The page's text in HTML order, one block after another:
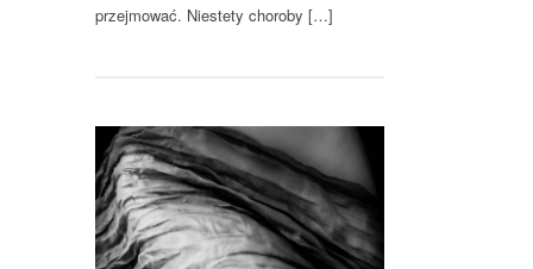
przejmować. Niestety choroby […]